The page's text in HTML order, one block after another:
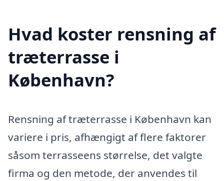
Hvad koster rensning af
træterrasse i
København?
Rensning af træterrasse i København kan
variere i pris, afhængigt af flere faktorer
såsom terrasseens størrelse, det valgte
firma og den metode, der anvendes til